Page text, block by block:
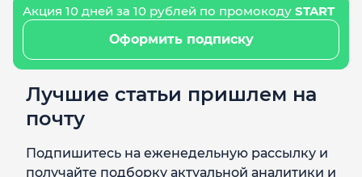
Акция 10 дней за 10 рублей по промокоду START
Оформить подписку
Лучшие статьи пришлем на
почту
Подпишитесь на еженедельную рассылку и
получайте подборку актуальной аналитики и